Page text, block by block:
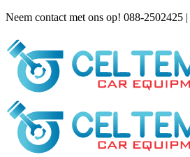
Neem contact met ons op! 088-2502425 |